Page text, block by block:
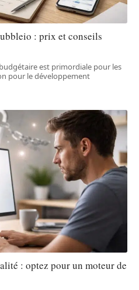
: prix et conseils
est primordiale pour les
pour le développement
: optez pour un moteur de